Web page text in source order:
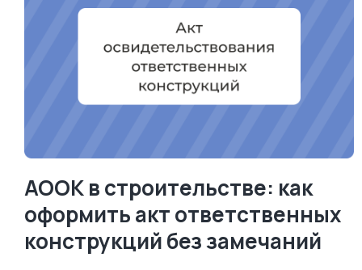
АООК в строительстве: как
оформить акт ответственных
конструкций без замечаний